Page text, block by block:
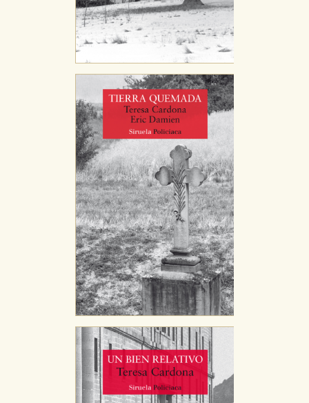
Cookies de rendimiento y analíticas
Estas cookies se utilizan para mejorar su experiencia
de navegación y optimizar el funcionamiento de
nuestro sitio web. Almacenan configuraciones de
servicios para que no tenga que reconfigurarlos cada
vez que nos visita. La información es agregada y, por lo
Cookies de publicidad y redes sociales
Estas cookies son gestionadas por nuestros socios
publicitarios y se utilizan para mostrar publicidad
relevante para sus intereses en otros sitios. No
almacenan directamente información personal sino
que se basan en la identificación única de su
navegador y dispositivo de internet.
GUARDAR CONFIGURACIÓN
Puede consultar nuestrapolítica de cookies